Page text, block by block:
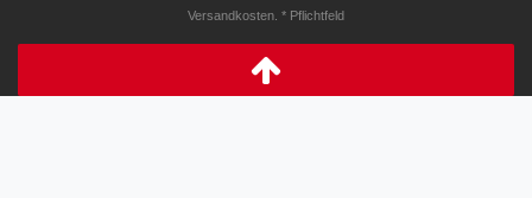
Versandkosten. * Pflichtfeld